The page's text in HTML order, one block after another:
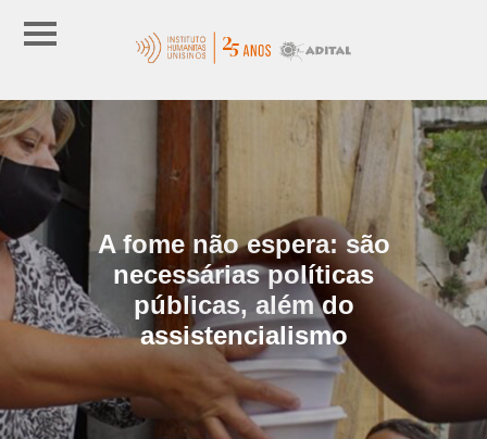
A fome não espera: são
necessárias políticas
públicas, além do
assistencialismo